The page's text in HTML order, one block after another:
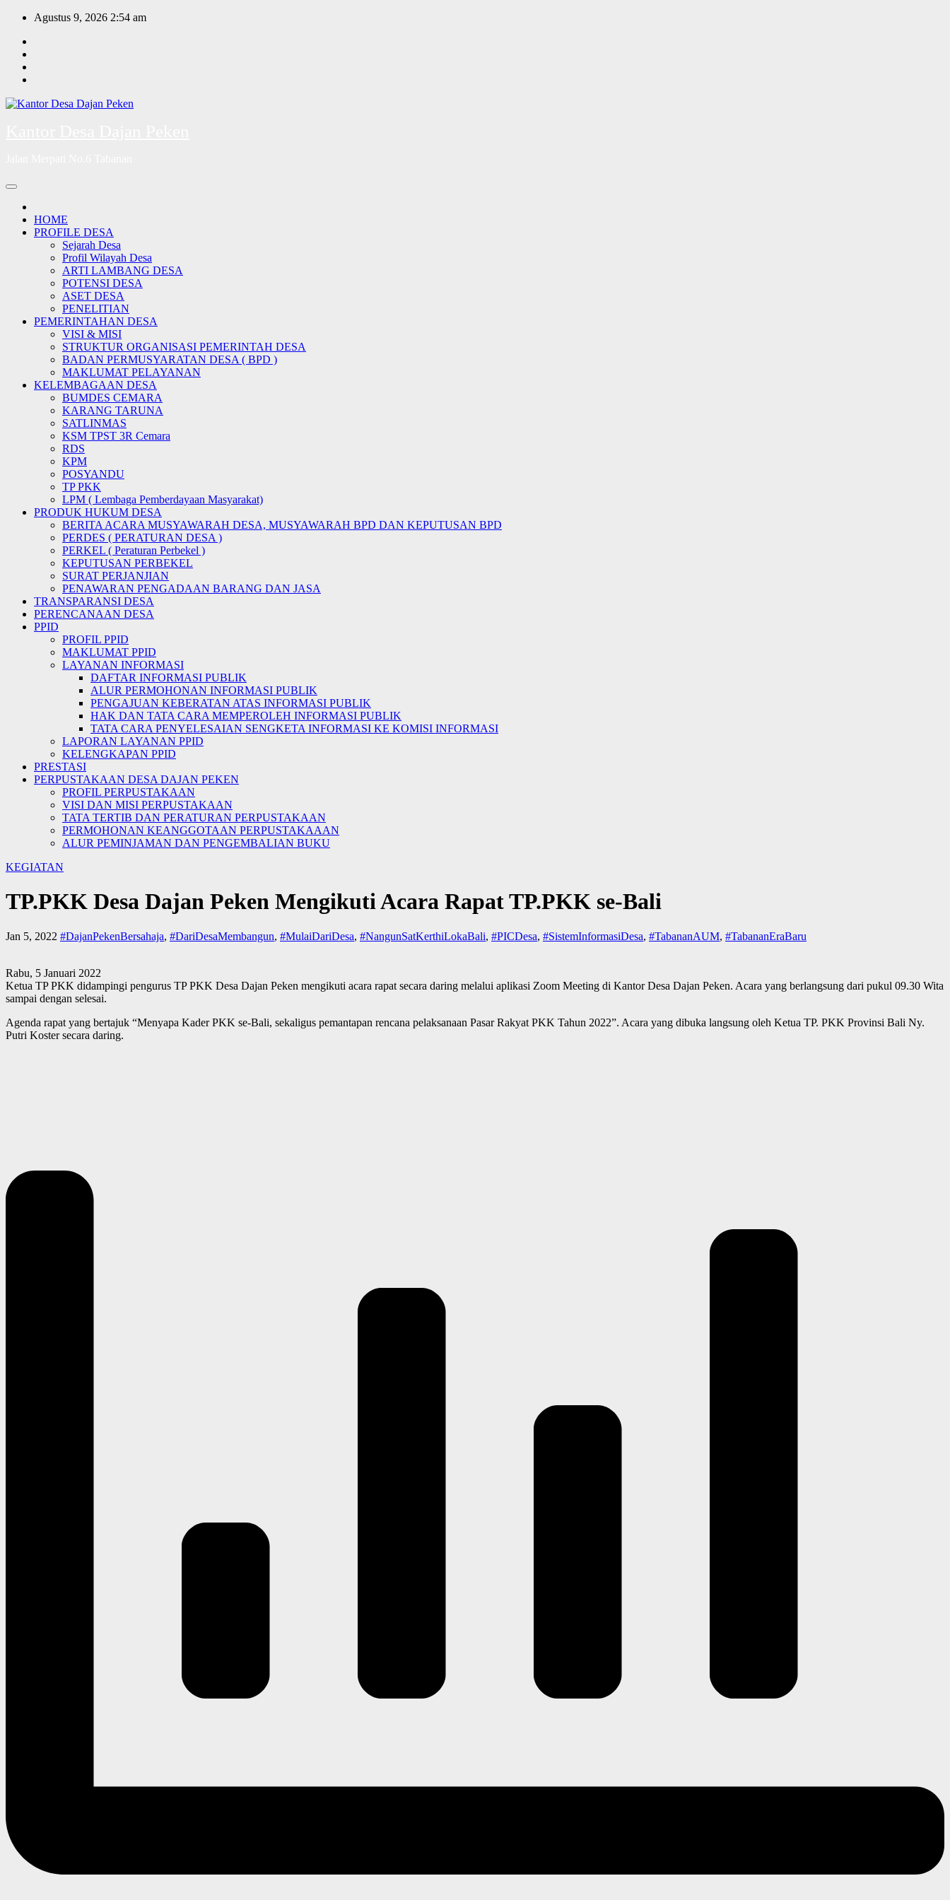
Skip
content
Agustus 9, 2026 2:54 am
HOME
PROFILE DESA
Sejarah Desa
Profil Wilayah Desa
ARTI LAMBANG DESA
POTENSI DESA
ASET DESA
PENELITIAN
PEMERINTAHAN DESA
VISI & MISI
STRUKTUR ORGANISASI PEMERINTAH DESA
BADAN PERMUSYARATAN DESA ( BPD )
MAKLUMAT PELAYANAN
KELEMBAGAAN DESA
BUMDES CEMARA
KARANG TARUNA
SATLINMAS
KSM TPST 3R Cemara
RDS
KPM
POSYANDU
TP PKK
LPM ( Lembaga Pemberdayaan Masyarakat)
PRODUK HUKUM DESA
BERITA ACARA MUSYAWARAH DESA, MUSYAWARAH BPD DAN KEPUTUSAN BPD
PERDES ( PERATURAN DESA )
PERKEL ( Peraturan Perbekel )
KEPUTUSAN PERBEKEL
SURAT PERJANJIAN
PENAWARAN PENGADAAN BARANG DAN JASA
TRANSPARANSI DESA
PERENCANAAN DESA
PPID
PROFIL PPID
MAKLUMAT PPID
LAYANAN INFORMASI
DAFTAR INFORMASI PUBLIK
ALUR PERMOHONAN INFORMASI PUBLIK
PENGAJUAN KEBERATAN ATAS INFORMASI PUBLIK
HAK DAN TATA CARA MEMPEROLEH INFORMASI PUBLIK
TATA CARA PENYELESAIAN SENGKETA INFORMASI KE KOMISI INFORMASI
LAPORAN LAYANAN PPID
KELENGKAPAN PPID
PRESTASI
PERPUSTAKAAN DESA DAJAN PEKEN
PROFIL PERPUSTAKAAN
VISI DAN MISI PERPUSTAKAAN
TATA TERTIB DAN PERATURAN PERPUSTAKAAN
PERMOHONAN KEANGGOTAAN PERPUSTAKAAAN
ALUR PEMINJAMAN DAN PENGEMBALIAN BUKU
KEGIATAN
TP.PKK Desa Dajan Peken Mengikuti Acara Rapat TP.PKK se-Bali
Jan 5, 2022 #DajanPekenBersahaja, #DariDesaMembangun, #MulaiDariDesa, #NangunSatKerthiLokaBali, #PICDesa, #SistemInformasiDesa, #TabananAUM, #TabananEraBaru
Rabu, 5 Januari 2022
Ketua TP PKK didampingi pengurus TP PKK Desa Dajan Peken mengikuti acara rapat secara daring melalui aplikasi Zoom Meeting di Kantor Desa Dajan Peken. Acara yang berlangsung dari pukul 09.30 Wita
sampai dengan selesai.
Agenda rapat yang bertajuk “Menyapa Kader PKK se-Bali, sekaligus pemantapan rencana pelaksanaan Pasar Rakyat PKK Tahun 2022”. Acara yang dibuka langsung oleh Ketua TP. PKK Provinsi Bali Ny.
Putri Koster secara daring.